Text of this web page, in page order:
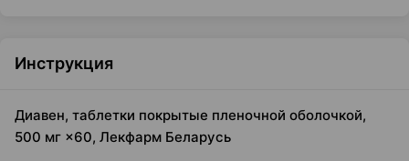
Инструкция
Диавен, таблетки покрытые пленочной оболочкой,
500 мг ×60, Лекфарм Беларусь